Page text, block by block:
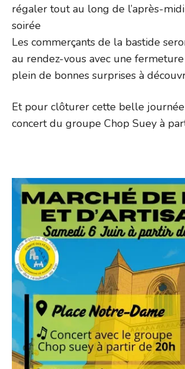
régaler tout au long de l’après-
soirée
Les commerçants de la bastide
au rendez-vous avec une
plein de bonnes surprises à
Et pour clôturer cette belle
concert du groupe Chop Suey à